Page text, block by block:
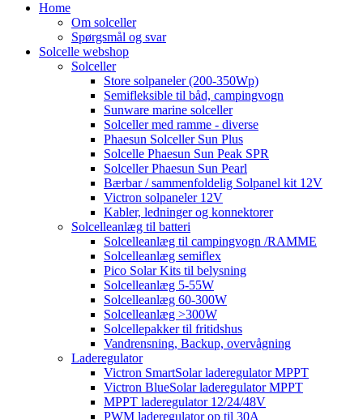
Home
Om solceller
Spørgsmål og svar
Solcelle webshop
Solceller
Store solpaneler (200-350Wp)
Semifleksible til båd, campingvogn
Sunware marine solceller
Solceller med ramme - diverse
Phaesun Solceller Sun Plus
Solcelle Phaesun Sun Peak SPR
Solceller Phaesun Sun Pearl
Bærbar / sammenfoldelig Solpanel kit 12V
Victron solpaneler 12V
Kabler, ledninger og konnektorer
Solcelleanlæg til batteri
Solcelleanlæg til campingvogn /RAMME
Solcelleanlæg semiflex
Pico Solar Kits til belysning
Solcelleanlæg 5-55W
Solcelleanlæg 60-300W
Solcelleanlæg >300W
Solcellepakker til fritidshus
Vandrensning, Backup, overvågning
Laderegulator
Victron SmartSolar laderegulator MPPT
Victron BlueSolar laderegulator MPPT
MPPT laderegulator 12/24/48V
PWM laderegulator op til 30A